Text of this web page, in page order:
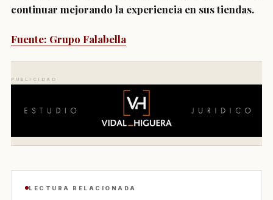
continuar mejorando la experiencia en sus tiendas.
Fuente: Grupo Falabella
PUBLICIDAD
LECTURA RELACIONADA